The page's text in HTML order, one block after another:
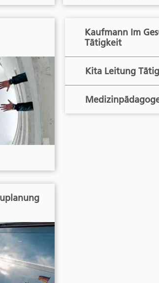
Kaufmann Im
Tätigkeit
Kita